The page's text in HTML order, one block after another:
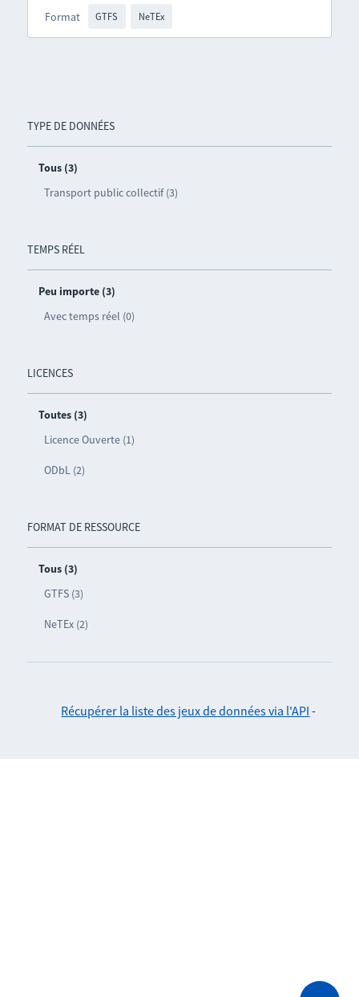
TYPE DE DONNÉES
Tous (3)
Transport public collectif (3)
TEMPS RÉEL
Peu importe (3)
Avec temps réel (0)
LICENCES
Toutes (3)
Licence Ouverte (1)
ODbL (2)
FORMAT DE RESSOURCE
Tous (3)
GTFS (3)
NeTEx (2)
Format GTFS NeTEx
Récupérer la liste des jeux de données via l'API -